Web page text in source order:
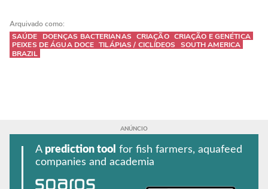
Arquivado como:
SAÚDE
DOENÇAS BACTERIANAS CRIAÇÃO CRIAÇÃO E GENÉTICA
PEIXES DE ÁGUA DOCE TILÁPIAS / CICLÍDEOS
SOUTH AMERICA
BRAZIL
A prediction tool for fish farmers, aquafeed
companies and academia